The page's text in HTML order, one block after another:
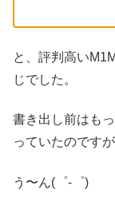
と、評判高い
じでした。
書き出し前はもっ
っていたのです
う〜ん(゜-゜)